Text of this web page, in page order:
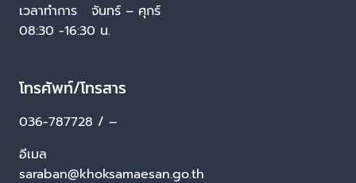
เวลาทำการ จันทร์ – ศุกร์
08:30 -16:30 น.
โทรศัพท์/โทรสาร
036-787728 / –
อีเมล
saraban@khoksamaesan.go.th